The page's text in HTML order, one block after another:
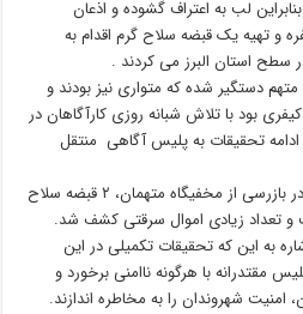
لب به اعتراف گشوده و اذعان
و تهیه یک قبضه سلاح گرم اقدام به
استان البرز می کردند .
وی اظهار داشت: همدستان این ۲ متهم دستگیر شده که متواری نیز بودند و
بود با تلاش شبانه روزی کارآگاهان در
ادامه تحقیقات به پلیس آگاهی منتقل
سردار محمدیان خاطر نشان کرد: در بازرسی از مخفیگاه متهمان، ۲ قبضه سلاح
به این که تحقیقات تکمیلی در این
مقتدرانه با هرگونه ناامنی برخورد و
شهروندان را به مخاطره اندازند.